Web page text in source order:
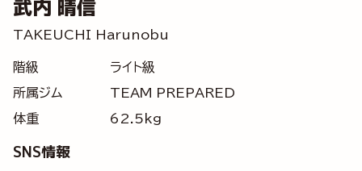
武内 晴信
TAKEUCHI Harunobu
階級
ライト級
所属ジム
TEAM PREPARED
体重
62.5kg
SNS情報